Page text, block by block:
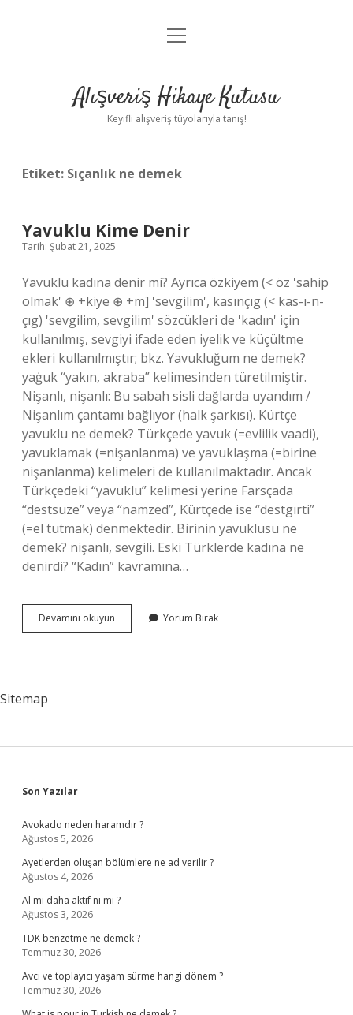
Anasayfa
Yasal Uyarı
menüyü
Alışveriş Hikaye Kutusu
Keyifli alışveriş tüyolarıyla tanış!
Etiket: Sıçanlık ne demek
Yavuklu Kime Denir
Tarih: Şubat 21, 2025
Yavuklu kadına denir mi? Ayrıca özkiyem (< öz 'sahip
olmak' ⊕ +kiye ⊕ +m] 'sevgilim', kasınçıg (< kas-ı-n-
çıg) 'sevgilim, sevgilim' sözcükleri de 'kadın' için
kullanılmış, sevgiyi ifade eden iyelik ve küçültme
ekleri kullanılmıştır; bkz. Yavukluğum ne demek?
yaġuk “yakın, akraba” kelimesinden türetilmiştir.
Nişanlı, nişanlı: Bu sabah sisli dağlarda uyandım /
Nişanlım çantamı bağlıyor (halk şarkısı). Kürtçe
yavuklu ne demek? Türkçede yavuk (=evlilik vaadi),
yavuklamak (=nişanlanma) ve yavuklaşma (=birine
nişanlanma) kelimeleri de kullanılmaktadır. Ancak
Türkçedeki “yavuklu” kelimesi yerine Farsçada
“destsuze” veya “namzed”, Kürtçede ise “destgırti”
(=el tutmak) denmektedir. Birinin yavuklusu ne
demek? nişanlı, sevgili. Eski Türklerde kadına ne
denirdi? “Kadın” kavramına…
Devamını okuyun
Kime
Yorum Bırak
Sitemap
Sidebar
Son Yazılar
Avokado neden haramdır ?
Ağustos 5, 2026
Ayetlerden oluşan bölümlere ne ad verilir ?
Ağustos 4, 2026
Al mı daha aktif ni mi ?
Ağustos 3, 2026
TDK benzetme ne demek ?
Temmuz 30, 2026
Avcı ve toplayıcı yaşam sürme hangi dönem ?
Temmuz 30, 2026